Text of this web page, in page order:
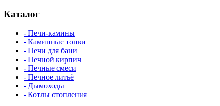
Каталог
- Печи-камины
- Каминные топки
- Печи для бани
- Печной кирпич
- Печные смеси
- Печное литьё
- Дымоходы
- Котлы отопления